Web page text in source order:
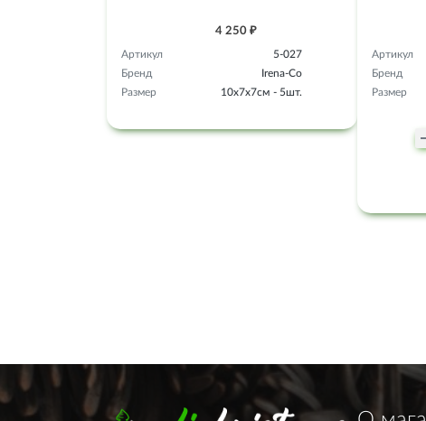
4 250 ₽
Артикул
5-027
Бренд
Irena-Co
Размер
10х7х7см - 5шт.
Артикул
Бренд
Размер